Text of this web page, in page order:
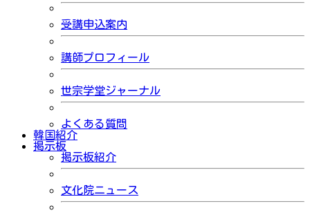
受講申込案内
講師プロフィール
世宗学堂ジャーナル
よくある質問
韓国紹介
掲示板
掲示板紹介
文化院ニュース